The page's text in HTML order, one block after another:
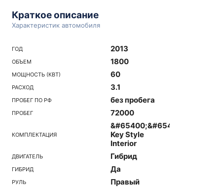
Краткое описание
Характеристик автомобиля
ГОД 2013
ОБЪЕМ 1800
МОЩНОСТЬ (КВТ) 60
РАСХОД 3.1
ПРОБЕГ ПО РФ без пробега
ПРОБЕГ 72000
КОМПЛЕКТАЦИЯ
Key Style
Interior
ДВИГАТЕЛЬ Гибрид
ГИБРИД Да
РУЛЬ Правый